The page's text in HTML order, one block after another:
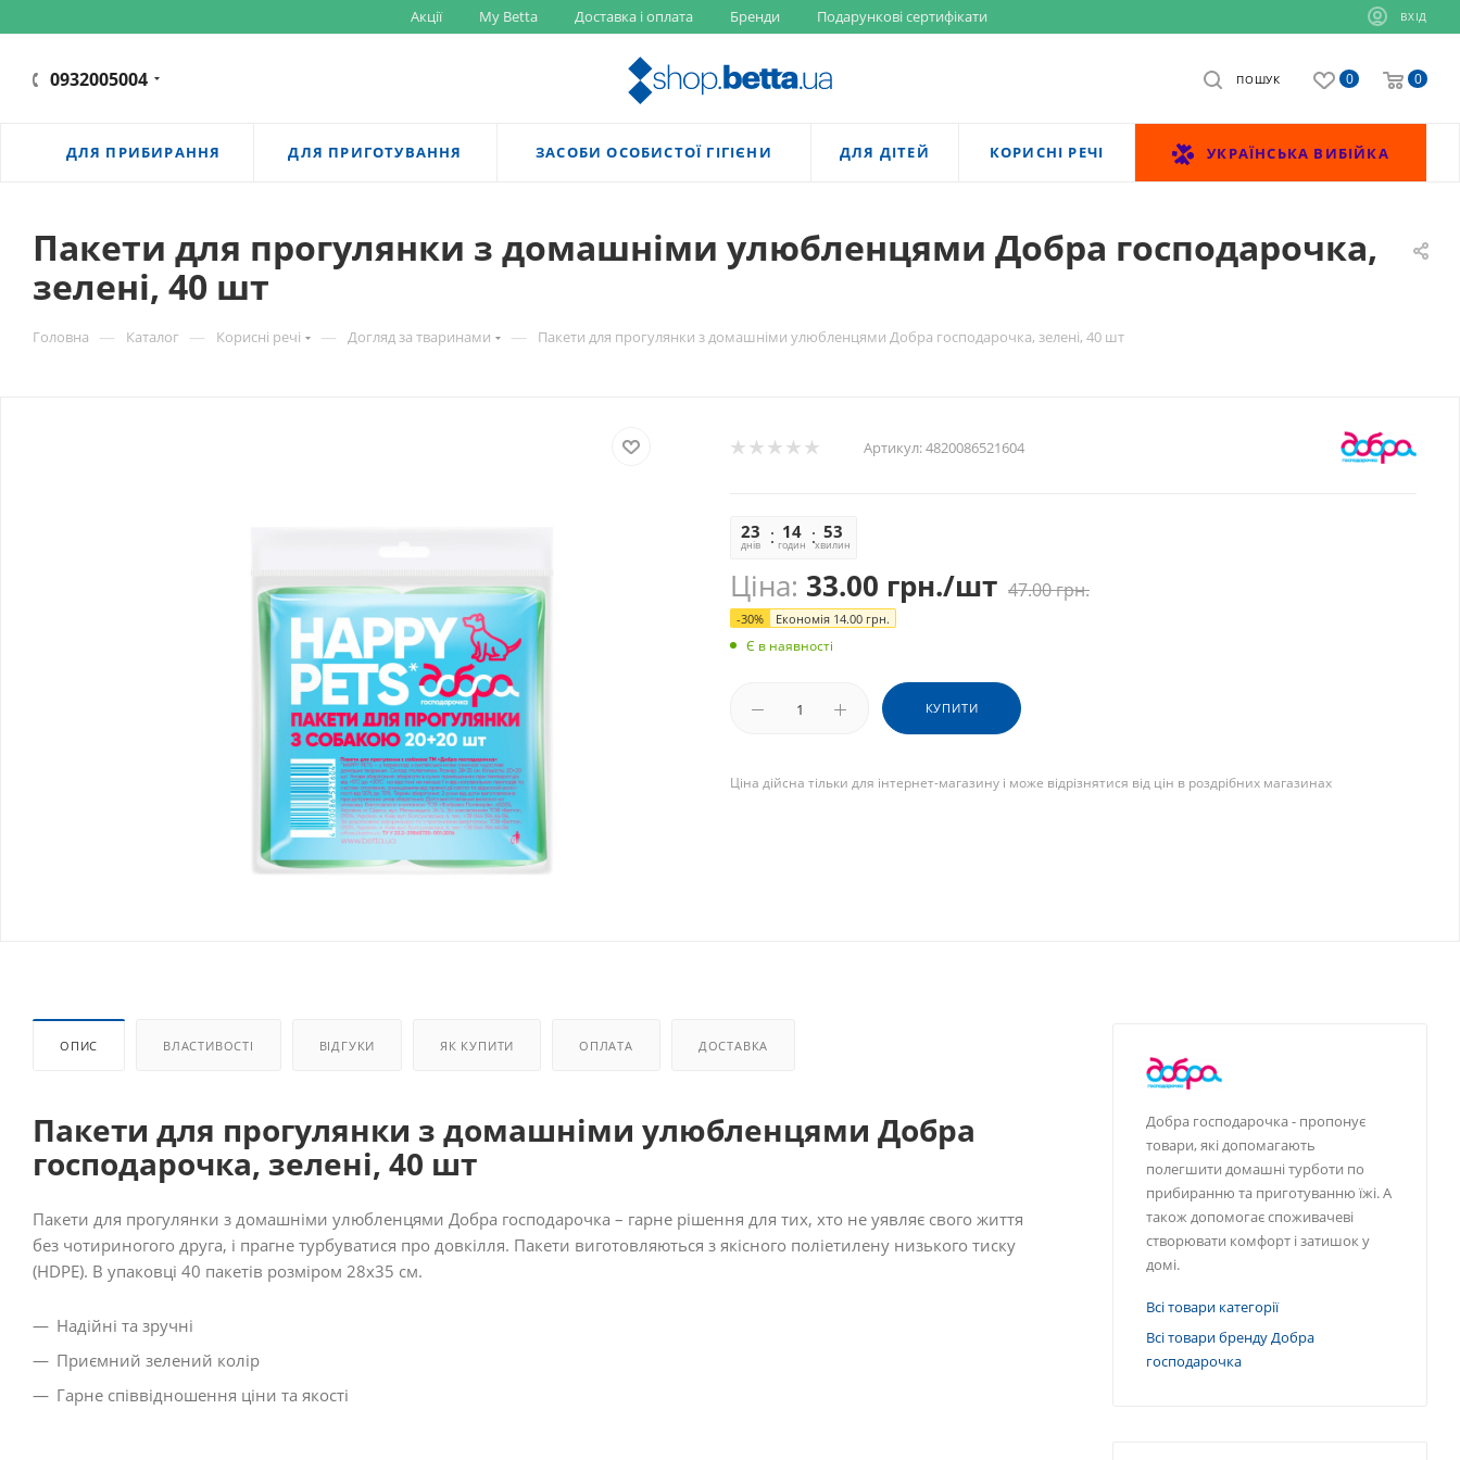
Акції My Betta Доставка і оплата Бренди Подарункові сертифікати ВХІД
0932005004 0 0
ПОШУК
ДЛЯ ПРИБИРАННЯ ДЛЯ ПРИГОТУВАННЯ ЗАСОБИ ОСОБИСТОЇ ГІГІЄНИ ДЛЯ ДІТЕЙ КОРИСНІ РЕЧІ УКРАЇНСЬКА ВИБІЙКА
Пакети для прогулянки з домашніми улюбленцями Добра господарочка,
зелені, 40 шт
Головна — Каталог — Корисні речі — Догляд за тваринами — Пакети для прогулянки з домашніми улюбленцями Добра господарочка, зелені, 40 шт
Артикул:4820086521604
23
днів
14
годин
53
хвилин
Ціна: 33.00 грн./шт 47.00грн.
-30% Економія 14.00 грн.
Є в наявності
КУПИТИ
Ціна дійсна тільки для інтернет-магазину і може відрізнятися від цін в роздрібних магазинах
ОПИС ВЛАСТИВОСТІ ВІДГУКИ ЯК КУПИТИ ОПЛАТА ДОСТАВКА
Пакети для прогулянки з домашніми улюбленцями Добра
господарочка, зелені, 40 шт
Пакети для прогулянки з домашніми улюбленцями Добра господарочка – гарне рішення для тих, хто не уявляє свого життя
без чотириногого друга, і прагне турбуватися про довкілля. Пакети виготовляються з якісного поліетилену низького тиску
(HDPE). В упаковці 40 пакетів розміром 28х35 см.
Надійні та зручні
Приємний зелений колір
Гарне співвідношення ціни та якості
Добра господарочка - пропонує
товари, які допомагають
полегшити домашні турботи по
прибиранню та приготуванню їжі. А
також допомогає споживачеві
створювати комфорт і затишок у
домі.
Всі товари категорії
Всі товари бренду Добра
господарочка